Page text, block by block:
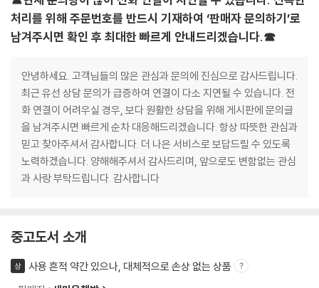
처리를 위해 주문번호를 반드시 기재하여 ‘판매자 문의하기’로
남겨주시면 확인 후 최대한 빠르게 안내드리겠습니다.☎
안녕하세요. 고객님들의 많은 관심과 문의에 진심으로 감사드립니다.
최근 유선 상담 문의가 급증하여 연결이 다소 지연될 수 있습니다. 전
화 연결이 어려우실 경우, 보다 원활한 상담을 위해 게시판에 문의글
을 남겨주시면 빠르게 순차 대응해드리겠습니다. 항상 따뜻한 관심과
믿고 찾아주셔서 감사합니다. 더 나은 서비스로 보답드릴 수 있도록
노력하겠습니다. 양해해주셔서 감사드리며, 앞으로도 변함없는 관심
과 사랑 부탁드립니다. 감사합니다
중고도서 소개
상
사용 흔적 약간 있으나, 대체적으로 손상 없는 상품